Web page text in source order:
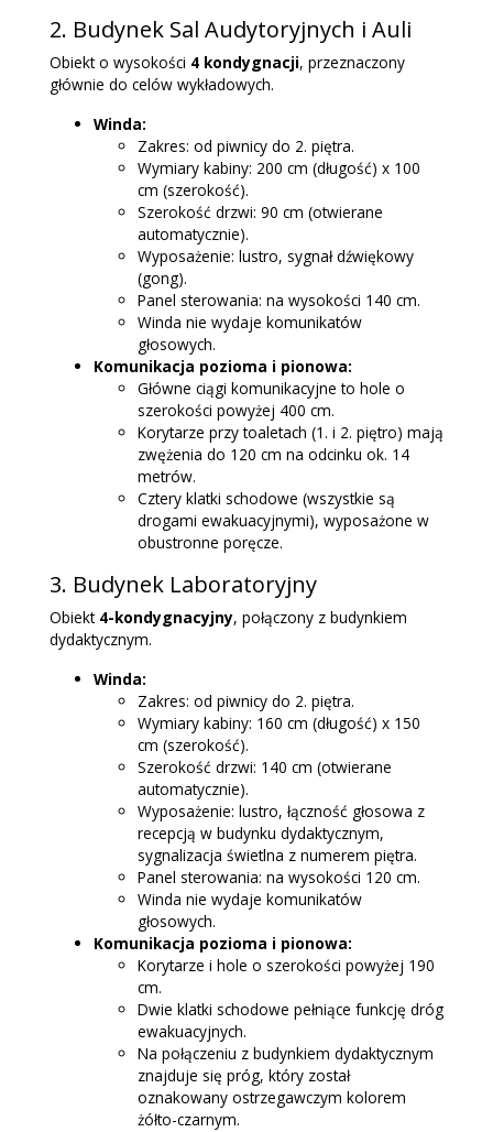
2. Budynek Sal Audytoryjnych i Auli
Obiekt o wysokości 4 kondygnacji, przeznaczony
głównie do celów wykładowych.
Winda:
Zakres: od piwnicy do 2. piętra.
Wymiary kabiny: 200 cm (długość) x 100
cm (szerokość).
Szerokość drzwi: 90 cm (otwierane
automatycznie).
Wyposażenie: lustro, sygnał dźwiękowy
(gong).
Panel sterowania: na wysokości 140 cm.
Winda nie wydaje komunikatów
głosowych.
Komunikacja pozioma i pionowa:
Główne ciągi komunikacyjne to hole o
szerokości powyżej 400 cm.
Korytarze przy toaletach (1. i 2. piętro) mają
zwężenia do 120 cm na odcinku ok. 14
metrów.
Cztery klatki schodowe (wszystkie są
drogami ewakuacyjnymi), wyposażone w
obustronne poręcze.
3. Budynek Laboratoryjny
Obiekt 4-kondygnacyjny, połączony z budynkiem
dydaktycznym.
Winda:
Zakres: od piwnicy do 2. piętra.
Wymiary kabiny: 160 cm (długość) x 150
cm (szerokość).
Szerokość drzwi: 140 cm (otwierane
automatycznie).
Wyposażenie: lustro, łączność głosowa z
recepcją w budynku dydaktycznym,
sygnalizacja świetlna z numerem piętra.
Panel sterowania: na wysokości 120 cm.
Winda nie wydaje komunikatów
głosowych.
Komunikacja pozioma i pionowa:
Korytarze i hole o szerokości powyżej 190
cm.
Dwie klatki schodowe pełniące funkcję dróg
ewakuacyjnych.
Na połączeniu z budynkiem dydaktycznym
znajduje się próg, który został
oznakowany ostrzegawczym kolorem
żółto-czarnym.